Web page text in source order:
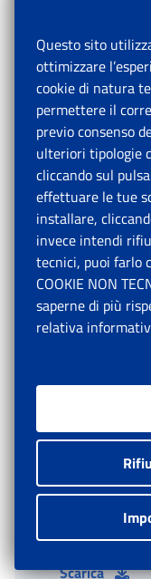
piattaforma
comunicherà
aziendale, gli
7.Istruzioni
La rilevazione
prevista
148/2015,
solidarietà
F24, con
Uniemens al
dalla procedura
uso della
iscrizione dei
Il Direttore
5248
Scarica
Questo sito
ottimizzare
cookie di natura
permettere il
previo consenso
ulteriori tipologie
cliccando sul
effettuare le tue
installare,
invece intendi
tecnici, puoi farlo
COOKIE NON
saperne di più
relativa